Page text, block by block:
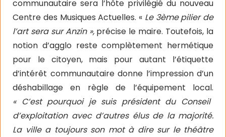
communautaire sera l’hôte privilégié du nouveau
Centre des Musiques Actuelles. « Le 3ème pilier de
l’art sera sur Anzin », précise le maire. Toutefois, la
notion d’agglo reste complètement hermétique
pour le citoyen, mais pour autant l’étiquette
d’intérêt communautaire donne l’impression d’un
déshabillage en règle de l’équipement local.
« C’est pourquoi je suis président du Conseil
d’exploitation avec d’autres élus de la majorité.
La ville a toujours son mot à dire sur le théâtre